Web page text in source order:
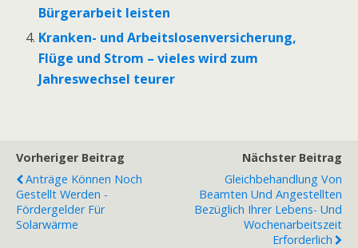
Bürgerarbeit leisten
Kranken- und Arbeitslosenversicherung,
Flüge und Strom – vieles wird zum
Jahreswechsel teurer
Vorheriger Beitrag
Anträge Können Noch
Gestellt Werden -
Fördergelder Für
Solarwärme
Nächster Beitrag
Gleichbehandlung Von
Beamten Und Angestellten
Bezüglich Ihrer Lebens- Und
Wochenarbeitszeit
Erforderlich